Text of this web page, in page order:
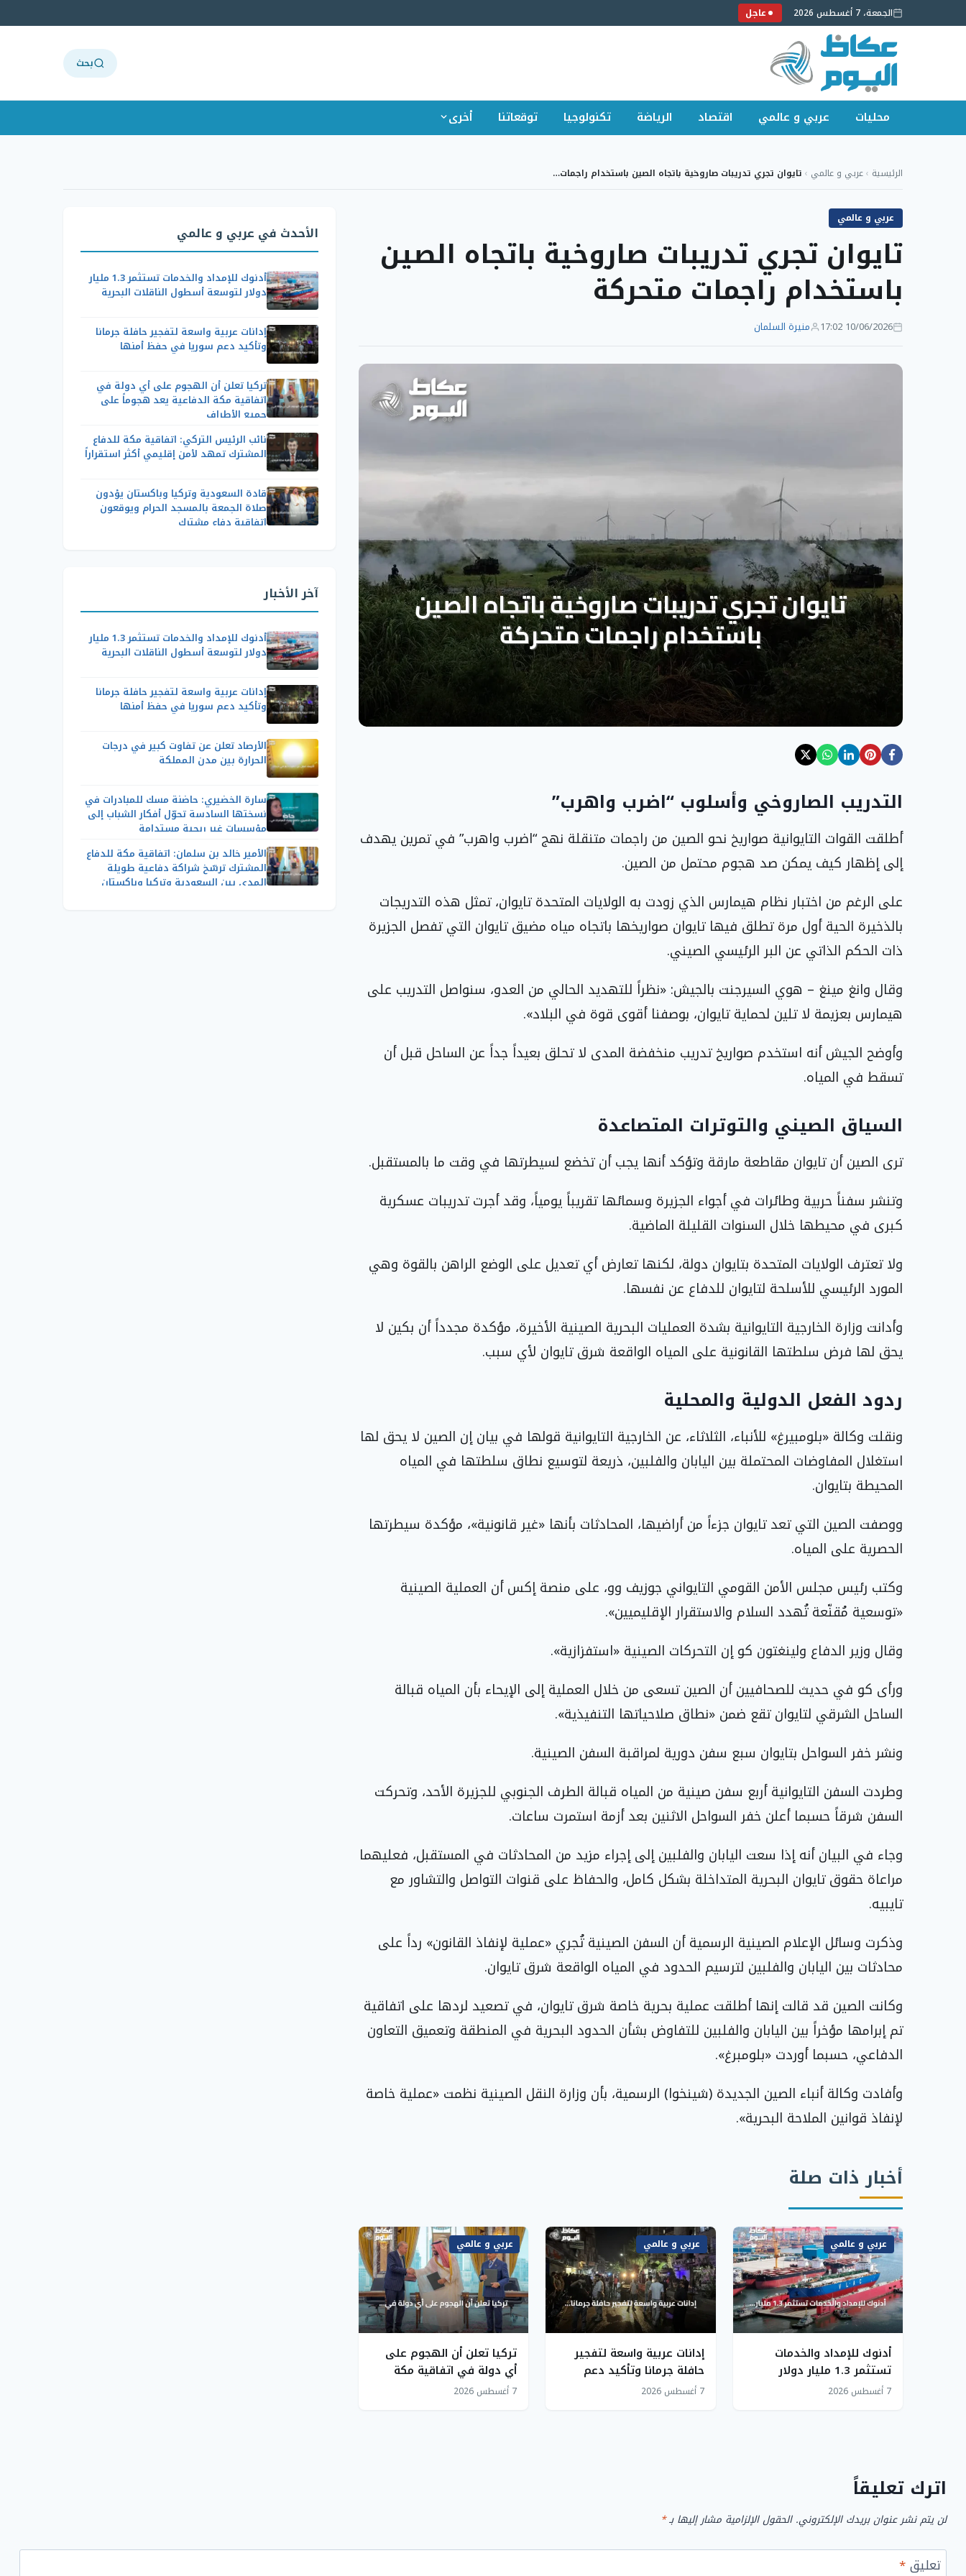
الجمعة، 7 أغسطس 2026 عاجل
بحث
محليات عربي و عالمي اقتصاد الرياضة تكنولوجيا توقعاتنا أخرى
الرئيسية ›عربي و عالمي › تايوان تجري تدريبات صاروخية باتجاه الصين باستخدام راجمات…
عربي و عالمي
تايوان تجري تدريبات صاروخية باتجاه الصين
باستخدام راجمات متحركة
10/06/2026 17:02 منيرة السلمان
التدريب الصاروخي وأسلوب “اضرب واهرب”
أطلقت القوات التايوانية صواريخ نحو الصين من راجمات متنقلة نهج “اضرب واهرب” في تمرين يهدف
إلى إظهار كيف يمكن صد هجوم محتمل من الصين.
على الرغم من اختبار نظام هيمارس الذي زودت به الولايات المتحدة تايوان، تمثل هذه التدريجات
بالذخيرة الحية أول مرة تطلق فيها تايوان صواريخها باتجاه مياه مضيق تايوان التي تفصل الجزيرة
ذات الحكم الذاتي عن البر الرئيسي الصيني.
وقال وانغ مينغ – هوي السيرجنت بالجيش: «نظراً للتهديد الحالي من العدو، سنواصل التدريب على
هيمارس بعزيمة لا تلين لحماية تايوان، بوصفنا أقوى قوة في البلاد».
وأوضح الجيش أنه استخدم صواريخ تدريب منخفضة المدى لا تحلق بعيداً جداً عن الساحل قبل أن
تسقط في المياه.
السياق الصيني والتوترات المتصاعدة
ترى الصين أن تايوان مقاطعة مارقة وتؤكد أنها يجب أن تخضع لسيطرتها في وقت ما بالمستقبل.
وتنشر سفناً حربية وطائرات في أجواء الجزيرة وسمائها تقريباً يومياً، وقد أجرت تدريبات عسكرية
كبرى في محيطها خلال السنوات القليلة الماضية.
ولا تعترف الولايات المتحدة بتايوان دولة، لكنها تعارض أي تعديل على الوضع الراهن بالقوة وهي
المورد الرئيسي للأسلحة لتايوان للدفاع عن نفسها.
وأدانت وزارة الخارجية التايوانية بشدة العمليات البحرية الصينية الأخيرة، مؤكدة مجدداً أن بكين لا
يحق لها فرض سلطتها القانونية على المياه الواقعة شرق تايوان لأي سبب.
ردود الفعل الدولية والمحلية
ونقلت وكالة «بلومبيرغ» للأنباء، الثلاثاء، عن الخارجية التايوانية قولها في بيان إن الصين لا يحق لها
استغلال المفاوضات المحتملة بين اليابان والفلبين، ذريعة لتوسيع نطاق سلطتها في المياه
المحيطة بتايوان.
ووصفت الصين التي تعد تايوان جزءاً من أراضيها، المحادثات بأنها «غير قانونية»، مؤكدة سيطرتها
الحصرية على المياه.
وكتب رئيس مجلس الأمن القومي التايواني جوزيف وو، على منصة إكس أن العملية الصينية
«توسعية مُقنّعة تُهدد السلام والاستقرار الإقليميين».
وقال وزير الدفاع ولينغتون كو إن التحركات الصينية «استفزازية».
ورأى كو في حديث للصحافيين أن الصين تسعى من خلال العملية إلى الإيحاء بأن المياه قبالة
الساحل الشرقي لتايوان تقع ضمن «نطاق صلاحياتها التنفيذية».
ونشر خفر السواحل بتايوان سبع سفن دورية لمراقبة السفن الصينية.
وطردت السفن التايوانية أربع سفن صينية من المياه قبالة الطرف الجنوبي للجزيرة الأحد، وتحركت
السفن شرقاً حسبما أعلن خفر السواحل الاثنين بعد أزمة استمرت ساعات.
وجاء في البيان أنه إذا سعت اليابان والفلبين إلى إجراء مزيد من المحادثات في المستقبل، فعليهما
مراعاة حقوق تايوان البحرية المتداخلة بشكل كامل، والحفاظ على قنوات التواصل والتشاور مع
تايبيه.
وذكرت وسائل الإعلام الصينية الرسمية أن السفن الصينية تُجري «عملية لإنفاذ القانون» رداً على
محادثات بين اليابان والفلبين لترسيم الحدود في المياه الواقعة شرق تايوان.
وكانت الصين قد قالت إنها أطلقت عملية بحرية خاصة شرق تايوان، في تصعيد لردها على اتفاقية
تم إبرامها مؤخراً بين اليابان والفلبين للتفاوض بشأن الحدود البحرية في المنطقة وتعميق التعاون
الدفاعي، حسبما أوردت «بلومبرغ».
وأفادت وكالة أنباء الصين الجديدة (شينخوا) الرسمية، بأن وزارة النقل الصينية نظمت «عملية خاصة
لإنفاذ قوانين الملاحة البحرية».
أخبار ذات صلة
عربي و عالمي
أدنوك للإمداد والخدمات
تستثمر 1.3 مليار دولار
لتوسعة أسطول الناقلات
7 أغسطس 2026
عربي و عالمي
إدانات عربية واسعة لتفجير
حافلة جرمانا وتأكيد دعم
سوريا في حفظ أمنها
7 أغسطس 2026
عربي و عالمي
تركيا تعلن أن الهجوم على
أي دولة في اتفاقية مكة
الدفاعية يعد هجوماً على
7 أغسطس 2026
الأحدث في عربي و عالمي
أدنوك للإمداد والخدمات تستثمر 1.3 مليار
دولار لتوسعة أسطول الناقلات البحرية
إدانات عربية واسعة لتفجير حافلة جرمانا
وتأكيد دعم سوريا في حفظ أمنها
تركيا تعلن أن الهجوم على أي دولة في
اتفاقية مكة الدفاعية يعد هجوماً على
جميع الأطراف
نائب الرئيس التركي: اتفاقية مكة للدفاع
المشترك تمهد لأمن إقليمي أكثر استقراراً
قادة السعودية وتركيا وباكستان يؤدون
صلاة الجمعة بالمسجد الحرام ويوقعون
اتفاقية دفاع مشترك
آخر الأخبار
أدنوك للإمداد والخدمات تستثمر 1.3 مليار
دولار لتوسعة أسطول الناقلات البحرية
إدانات عربية واسعة لتفجير حافلة جرمانا
وتأكيد دعم سوريا في حفظ أمنها
الأرصاد تعلن عن تفاوت كبير في درجات
الحرارة بين مدن المملكة
سارة الخضيري: حاضنة مسك للمبادرات في
نسختها السادسة تحوّل أفكار الشباب إلى
مؤسسات غير ربحية مستدامة
الأمير خالد بن سلمان: اتفاقية مكة للدفاع
المشترك ترسّخ شراكة دفاعية طويلة
المدى بين السعودية وتركيا وباكستان
اترك تعليقاً
لن يتم نشر عنوان بريدك الإلكتروني. الحقول الإلزامية مشار إليها بـ*
تعليق*